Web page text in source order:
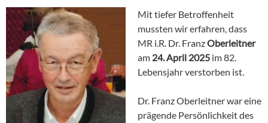
Mit tiefer Betroffenheit
mussten wir erfahren, dass
MR i.R. Dr. FranzOberleitner
am 24. April 2025 im 82.
Lebensjahr verstorben ist.
Dr. Franz Oberleitner war eine
prägende Persönlichkeit des